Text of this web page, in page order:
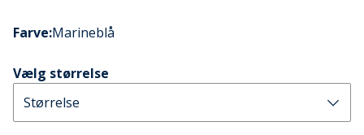
Farve:Marineblå
Vælg størrelse